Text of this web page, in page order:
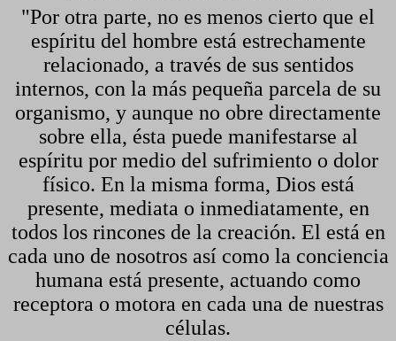
"Por otra parte, no es menos cierto que el
espíritu del hombre está estrechamente
relacionado, a través de sus sentidos
internos, con la más pequeña parcela de su
organismo, y aunque no obre directamente
sobre ella, ésta puede manifestarse al
espíritu por medio del sufrimiento o dolor
físico. En la misma forma, Dios está
presente, mediata o inmediatamente, en
todos los rincones de la creación. El está en
cada uno de nosotros así como la conciencia
humana está presente, actuando como
receptora o motora en cada una de nuestras
células.